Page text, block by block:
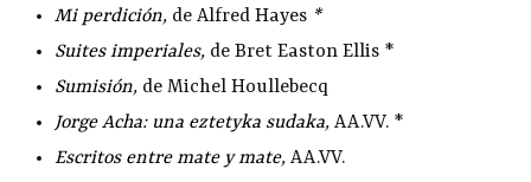
Mi perdición, de Alfred Hayes *
Suites imperiales, de Bret Easton Ellis *
Sumisión, de Michel Houllebecq
Jorge Acha: una eztetyka sudaka, AA.VV. *
Escritos entre mate y mate, AA.VV.